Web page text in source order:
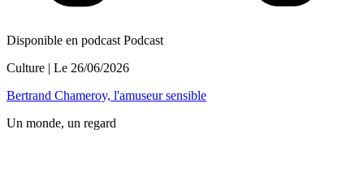
Disponible en podcast Podcast
Culture | Le 26/06/2026
Bertrand Chameroy, l'amuseur sensible
Un monde, un regard